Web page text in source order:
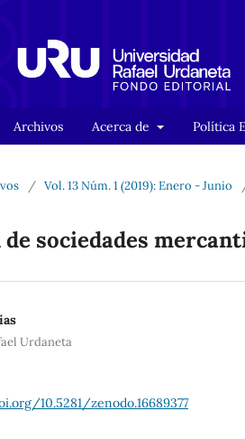
Archivos Acerca de Política
/ Vol. 13 Núm. 1 (2019): Enero - Junio
sociedades
Urdaneta
10.5281/zenodo.16689377